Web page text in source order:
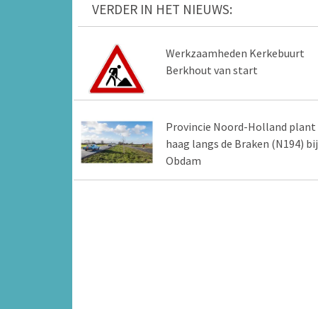
VERDER IN HET NIEUWS:
Werkzaamheden Kerkebuurt
Berkhout van start
Provincie Noord-Holland plant
haag langs de Braken (N194) bij
Obdam